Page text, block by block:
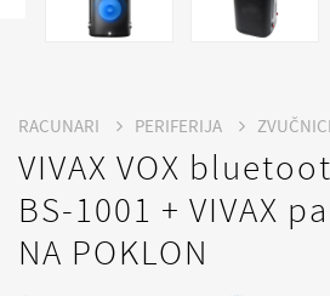
RACUNARI PERIFERIJA ZVUČNICI
VIVAX VOX
BS-1001 + VIVAX
NA POKLON